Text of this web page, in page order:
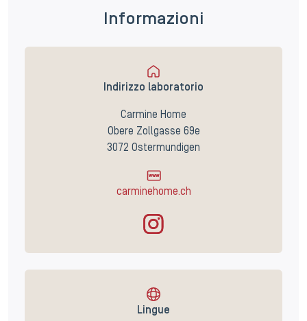
Informazioni
Indirizzo laboratorio
Carmine Home
Obere Zollgasse 69e
3072 Ostermundigen
carminehome.ch
Lingue